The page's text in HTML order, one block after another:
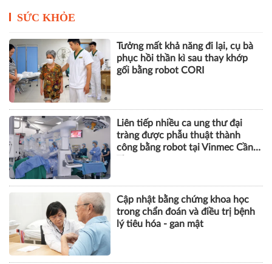
SỨC KHỎE
Tưởng mất khả năng đi lại, cụ bà
phục hồi thần kì sau thay khớp
gối bằng robot CORI
Liên tiếp nhiều ca ung thư đại
tràng được phẫu thuật thành
công bằng robot tại Vinmec Cần
Cập nhật bằng chứng khoa học
trong chẩn đoán và điều trị bệnh
lý tiêu hóa - gan mật